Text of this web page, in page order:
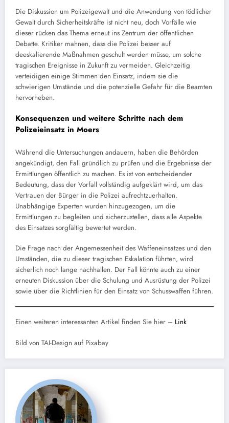
Die Diskussion um Polizeigewalt und die Anwendung von tödlicher
Gewalt durch Sicherheitskräfte ist nicht neu, doch Vorfälle wie
dieser rücken das Thema erneut ins Zentrum der öffentlichen
Debatte. Kritiker mahnen, dass die Polizei besser auf
deeskalierende Maßnahmen geschult werden müsse, um solche
tragischen Ereignisse in Zukunft zu vermeiden. Gleichzeitig
verteidigen einige Stimmen den Einsatz, indem sie die
schwierigen Umstände und die potenzielle Gefahr für die Beamten
hervorheben.
Konsequenzen und weitere Schritte nach dem
Polizeieinsatz in Moers
Während die Untersuchungen andauern, haben die Behörden
angekündigt, den Fall gründlich zu prüfen und die Ergebnisse der
Ermittlungen öffentlich zu machen. Es ist von entscheidender
Bedeutung, dass der Vorfall vollständig aufgeklärt wird, um das
Vertrauen der Bürger in die Polizei aufrechtzuerhalten.
Unabhängige Experten wurden hinzugezogen, um die
Ermittlungen zu begleiten und sicherzustellen, dass alle Aspekte
des Einsatzes sorgfältig bewertet werden.
Die Frage nach der Angemessenheit des Waffeneinsatzes und den
Umständen, die zu dieser tragischen Eskalation führten, wird
sicherlich noch lange nachhallen. Der Fall könnte auch zu einer
erneuten Diskussion über die Schulung und Ausrüstung der Polizei
sowie über die Richtlinien für den Einsatz von Schusswaffen führen.
Einen weiteren interessanten Artikel finden Sie hier – Link
Bild von TAI-Design auf Pixabay